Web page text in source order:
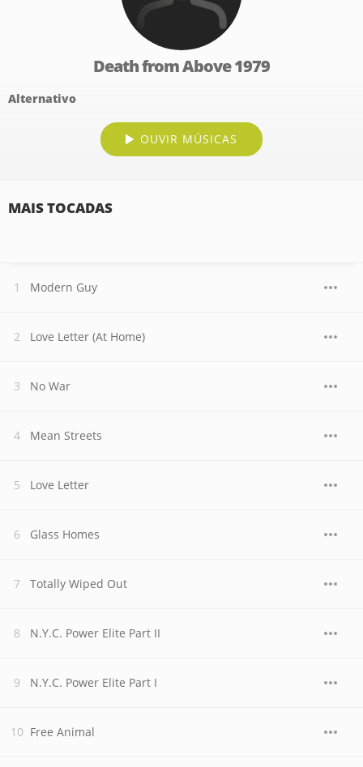
Death from Above 1979
Alternativo
OUVIR MÚSICAS
MAIS TOCADAS
Modern Guy
Love Letter (At Home)
No War
Mean Streets
Love Letter
Glass Homes
Totally Wiped Out
N.Y.C. Power Elite Part II
N.Y.C. Power Elite Part I
Free Animal